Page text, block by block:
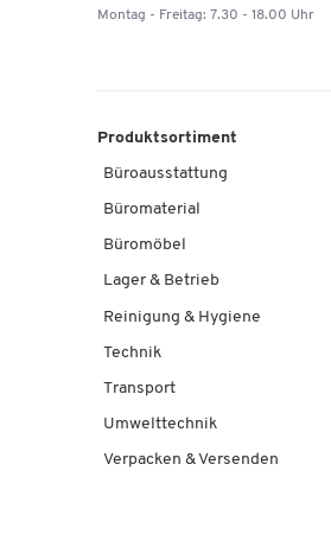
Montag - Freitag: 7.30 - 18.00 Uhr
Produktsortiment
Büroausstattung
Büromaterial
Büromöbel
Lager & Betrieb
Reinigung & Hygiene
Technik
Transport
Umwelttechnik
Verpacken & Versenden